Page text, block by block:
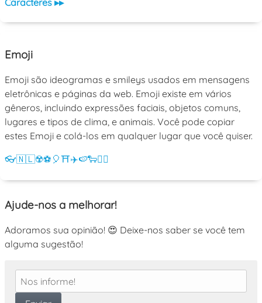
Caracteres ▸▸
Emoji
Emoji são ideogramas e smileys usados em mensagens
eletrônicas e páginas da web. Emoji existe em vários
gêneros, incluindo expressões faciais, objetos comuns,
lugares e tipos de clima, e animais. Você pode copiar
estes Emoji e colá-los em qualquer lugar que você quiser.
👓🇳🇱☢️⚽ 🎈⛩️✈️🍉🐑💁‍♀️
Ajude-nos a melhorar!
Adoramos sua opinião! 😍 Deixe-nos saber se você tem
alguma sugestão!